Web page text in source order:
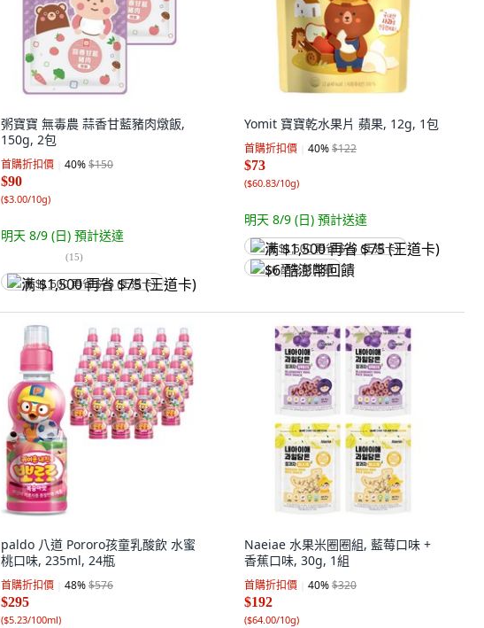
粥寶寶 無毒農 蒜香甘藍豬肉燉飯,
150g, 2包
首購折扣價 40%$150
$90
($3.00/10g)
明天 8/9 (日) 預計送達
(15)
满 $1,500 再省 $75 (王道卡)
Yomit 寶寶乾水果片 蘋果, 12g, 1包
首購折扣價 40%$122
$73
($60.83/10g)
明天 8/9 (日) 預計送達
满 $1,500 再省 $75 (王道卡)
$6 酷澎幣回饋
paldo 八道 Pororo孩童乳酸飲 水蜜
桃口味, 235ml, 24瓶
首購折扣價 48%$576
$295
($5.23/100ml)
Naeiae 水果米圈圈組, 藍莓口味 +
香蕉口味, 30g, 1組
首購折扣價 40%$320
$192
($64.00/10g)